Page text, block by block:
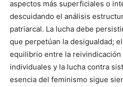
aspectos más superficiales o
descuidando el análisis
patriarcal. La lucha debe
que perpetúan la desigualdad;
equilibrio entre la reivindicación
individuales y la lucha contra
esencia del feminismo sigue